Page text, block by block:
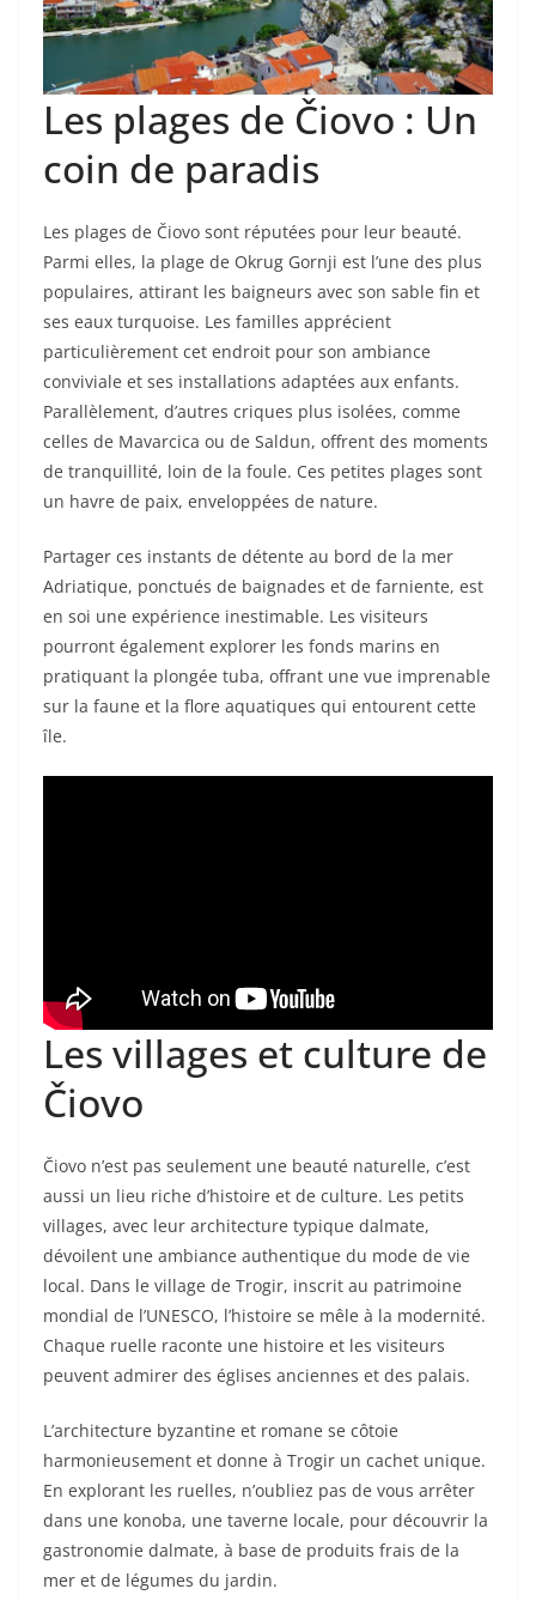
Les plages de Čiovo : Un
coin de paradis
Les plages de Čiovo sont réputées pour leur beauté.
Parmi elles, la plage de Okrug Gornji est l’une des plus
populaires, attirant les baigneurs avec son sable fin et
ses eaux turquoise. Les familles apprécient
particulièrement cet endroit pour son ambiance
conviviale et ses installations adaptées aux enfants.
Parallèlement, d’autres criques plus isolées, comme
celles de Mavarcica ou de Saldun, offrent des moments
de tranquillité, loin de la foule. Ces petites plages sont
un havre de paix, enveloppées de nature.
Partager ces instants de détente au bord de la mer
Adriatique, ponctués de baignades et de farniente, est
en soi une expérience inestimable. Les visiteurs
pourront également explorer les fonds marins en
pratiquant la plongée tuba, offrant une vue imprenable
sur la faune et la flore aquatiques qui entourent cette
île.
Les villages et culture de
Čiovo
Čiovo n’est pas seulement une beauté naturelle, c’est
aussi un lieu riche d’histoire et de culture. Les petits
villages, avec leur architecture typique dalmate,
dévoilent une ambiance authentique du mode de vie
local. Dans le village de Trogir, inscrit au patrimoine
mondial de l’UNESCO, l’histoire se mêle à la modernité.
Chaque ruelle raconte une histoire et les visiteurs
peuvent admirer des églises anciennes et des palais.
L’architecture byzantine et romane se côtoie
harmonieusement et donne à Trogir un cachet unique.
En explorant les ruelles, n’oubliez pas de vous arrêter
dans une konoba, une taverne locale, pour découvrir la
gastronomie dalmate, à base de produits frais de la
mer et de légumes du jardin.